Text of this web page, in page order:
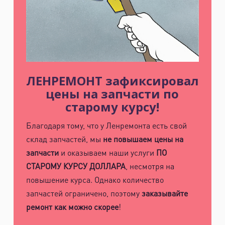
область, ​Круговая улица, д. 47
ул. Решетникова, д.3
ЛЕНРЕМОНТ зафиксировал
цены на запчасти по
старому курсу!
Благодаря тому, что у Ленремонта есть свой
склад запчастей, мы не повышаем цены на
запчастии оказываем наши услуги ПО
СТАРОМУ КУРСУ ДОЛЛАРА, несмотря на
повышение курса. Однако количество
запчастей ограничено, поэтомузаказывайте
ремонт как можно скорее!